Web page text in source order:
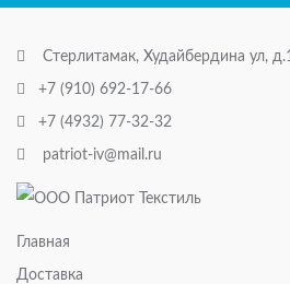
Стерлитамак, Худайбердина ул,
+7 (910) 692-17-66
+7 (4932) 77-32-32
patriot-iv@mail.ru
Главная
Доставка